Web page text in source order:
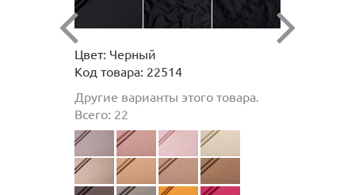
Цвет: Черный
Код товара: 22514
Другие варианты этого товара.
Всего: 22